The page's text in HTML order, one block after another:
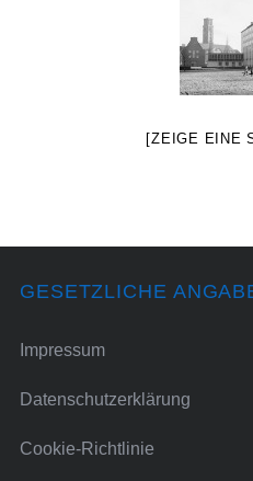
[ZEIGE EINE
GESETZLICHE
Impressum
Datenschutzerklärung
Cookie-Richtlinie